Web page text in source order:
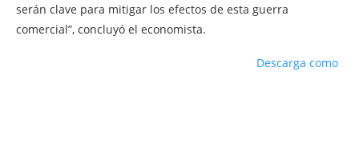
serán clave para mitigar los efectos de esta guerra
comercial”, concluyó el economista.
Descarga como